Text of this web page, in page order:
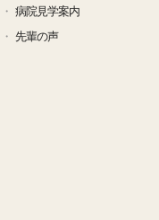
「2026年度「ミニ講
眼科 外来診療終了
がんサロン「とさ
病院見学案内
先輩の声